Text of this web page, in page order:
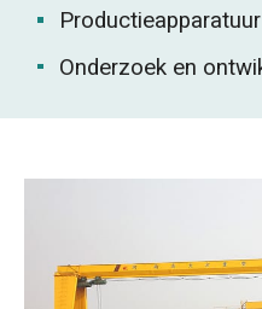
Onderzoek en
Pilipino
اردو
Беларуская мова
Norsk